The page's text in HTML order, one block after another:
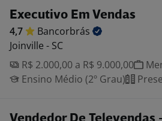
Executivo Em Vendas
4,7
Bancorbrás
Joinville - SC
R$ 2.000,00 a R$ 9.000,00
Ensino Médio (2º Grau)